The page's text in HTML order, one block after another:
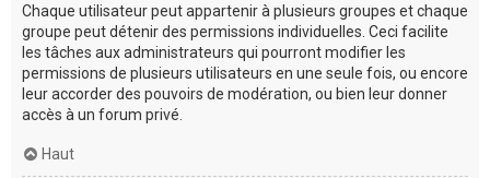
Chaque utilisateur peut appartenir à plusieurs groupes et chaque
groupe peut détenir des permissions individuelles. Ceci facilite
les tâches aux administrateurs qui pourront modifier les
permissions de plusieurs utilisateurs en une seule fois, ou encore
leur accorder des pouvoirs de modération, ou bien leur donner
accès à un forum privé.
Haut